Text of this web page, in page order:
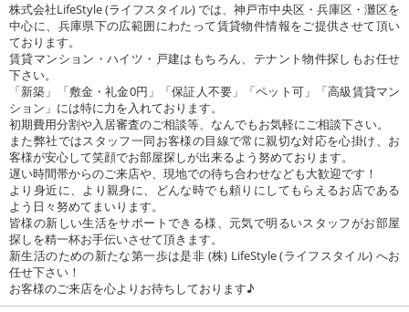
株式会社LifeStyle (ライフスタイル) では、神戸市中央区・兵庫区・灘区を
中心に、兵庫県下の広範囲にわたって賃貸物件情報をご提供させて頂い
ております。
賃貸マンション・ハイツ・戸建はもちろん、テナント物件探しもお任せ
下さい。
「新築」「敷金・礼金0円」「保証人不要」「ペット可」「高級賃貸マン
ション」には特に力を入れております。
初期費用分割や入居審査のご相談等、なんでもお気軽にご相談下さい。
また弊社ではスタッフ一同お客様の目線で常に親切な対応を心掛け、お
客様が安心して笑顔でお部屋探しが出来るよう努めております。
遅い時間帯からのご来店や、現地での待ち合わせなども大歓迎です！
より身近に、より親身に、どんな時でも頼りにしてもらえるお店である
よう日々努めてまいります。
皆様の新しい生活をサポートできる様、元気で明るいスタッフがお部屋
探しを精一杯お手伝いさせて頂きます。
新生活のための新たな第一歩は是非 (株) LifeStyle (ライフスタイル) へお
任せ下さい！
お客様のご来店を心よりお待ちしております♪